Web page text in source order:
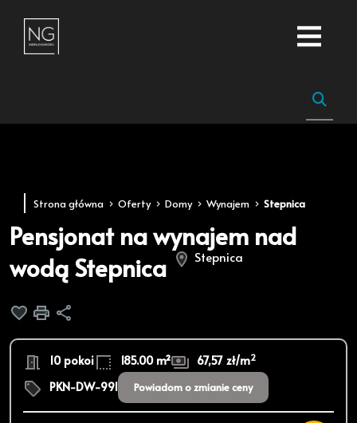
Strona główna Oferty Domy Wynajem Stepnica
Pensjonat na wynajem nad
wodą Stepnica
Stepnica
Dodaj do ulubionych
Drukuj
10 pokoi 185.00 m² 67,57 zł/m2
PKN-DW-991 Powiadom o zmianie ceny